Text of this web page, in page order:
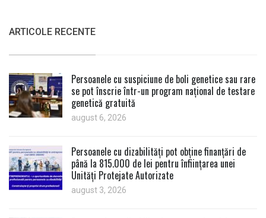
ARTICOLE RECENTE
Persoanele cu suspiciune de boli genetice sau rare
se pot înscrie într-un program național de testare
genetică gratuită
august 6, 2026
Persoanele cu dizabilități pot obține finanțări de
până la 815.000 de lei pentru înființarea unei
Unități Protejate Autorizate
august 3, 2026